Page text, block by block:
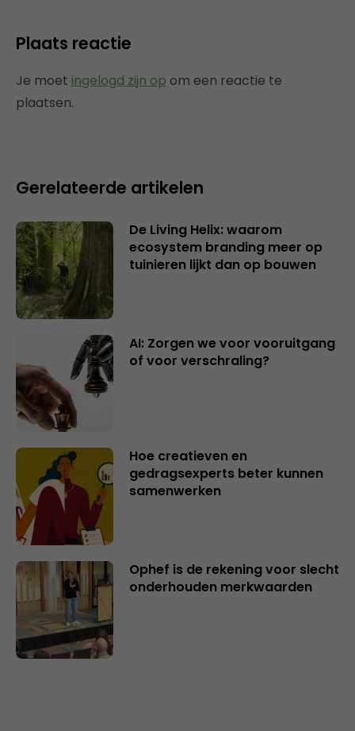
Plaats reactie
Je moet ingelogd zijn op om een reactie te
plaatsen.
Gerelateerde artikelen
De Living Helix: waarom
ecosystem branding meer op
tuinieren lijkt dan op bouwen
AI: Zorgen we voor vooruitgang
of voor verschraling?
Hoe creatieven en
gedragsexperts beter kunnen
samenwerken
Ophef is de rekening voor slecht
onderhouden merkwaarden